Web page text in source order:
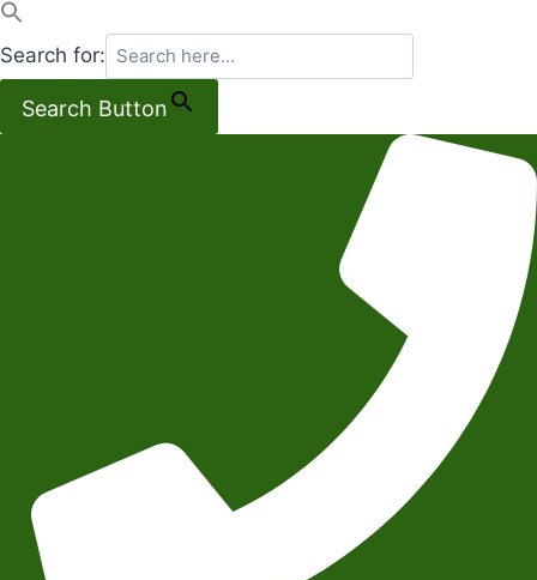
Search for:
Search Button